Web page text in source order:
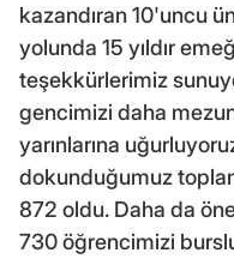
kazandıran 10'uncu
yolunda 15 yıldır
teşekkürlerimiz
gencimizi daha
yarınlarına
dokunduğumuz
872 oldu. Daha da
730 öğrencimizi